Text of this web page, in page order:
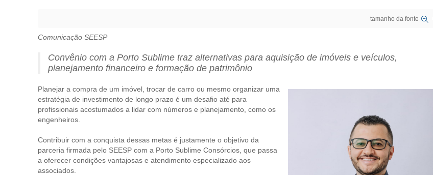
tamanho da fonte
Comunicação SEESP
Convênio com a Porto Sublime traz alternativas para aquisição de imóveis e veículos,
planejamento financeiro e formação de patrimônio
Planejar a compra de um imóvel, trocar de carro ou mesmo organizar uma
estratégia de investimento de longo prazo é um desafio até para
profissionais acostumados a lidar com números e planejamento, como os
engenheiros.
Contribuir com a conquista dessas metas é justamente o objetivo da
parceria firmada pelo SEESP com a Porto Sublime Consórcios, que passa
a oferecer condições vantajosas e atendimento especializado aos
associados.